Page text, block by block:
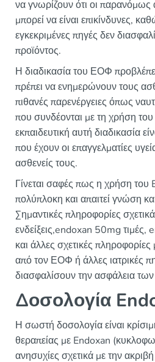
να γνωρίζουν ότι οι
μπορεί να είναι επικίνδυνες,
εγκεκριμένες πηγές δεν
προϊόντος.
Η διαδικασία του ΕΟΦ
πρέπει να ενημερώνουν τους
πιθανές παρενέργειες όπως
που συνδέονται με τη χρήση
εκπαιδευτική αυτή διαδικασία
που έχουν οι επαγγελματίες
ασθενείς τους.
Γίνεται σαφές πως η χρήση του
πολύπλοκη και απαιτεί γνώση
Σημαντικές πληροφορίες σχετικά
ενδείξεις,endoxan 50mg τιμές,
και άλλες σχετικές
από τον ΕΟΦ ή άλλες ιατρικές
διασφαλίσουν την ασφάλεια
Δοσολογία
Η σωστή δοσολογία είναι
θεραπείας με Endoxan
ανησυχίες σχετικά με την